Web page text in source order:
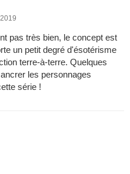
pas très bien, le concept est
un petit degré d'ésotérisme
terre-à-terre. Quelques
les personnages
série !